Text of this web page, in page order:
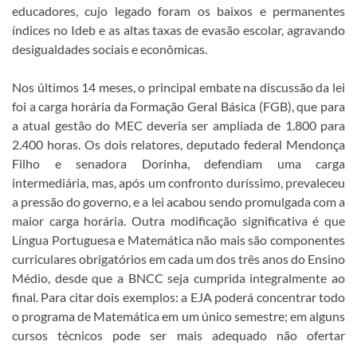
educadores, cujo legado foram os baixos e permanentes
índices no Ideb e as altas taxas de evasão escolar, agravando
desigualdades sociais e econômicas.
Nos últimos 14 meses, o principal embate na discussão da lei
foi a carga horária da Formação Geral Básica (FGB), que para
a atual gestão do MEC deveria ser ampliada de 1.800 para
2.400 horas. Os dois relatores, deputado federal Mendonça
Filho e senadora Dorinha, defendiam uma carga
intermediária, mas, após um confronto duríssimo, prevaleceu
a pressão do governo, e a lei acabou sendo promulgada com a
maior carga horária. Outra modificação significativa é que
Língua Portuguesa e Matemática não mais são componentes
curriculares obrigatórios em cada um dos três anos do Ensino
Médio, desde que a BNCC seja cumprida integralmente ao
final. Para citar dois exemplos: a EJA poderá concentrar todo
o programa de Matemática em um único semestre; em alguns
cursos técnicos pode ser mais adequado não ofertar